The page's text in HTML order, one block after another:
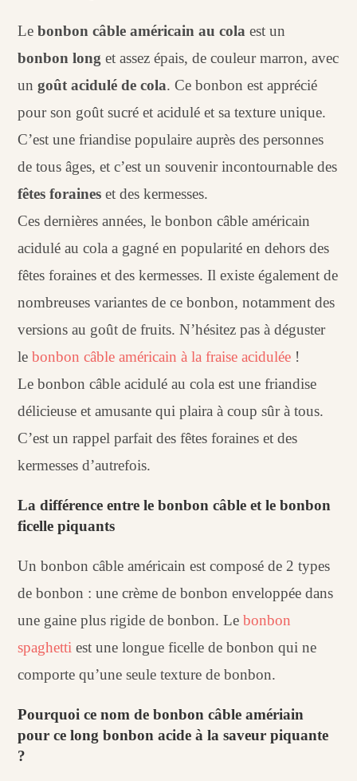
Lebonbon câble américain au cola est un
bonbon long et assez épais, de couleur marron, avec
ungoût acidulé de cola. Ce bonbon est apprécié
pour son goût sucré et acidulé et sa texture unique.
C’est une friandise populaire auprès des personnes
de tous âges, et c’est un souvenir incontournable des
fêtes foraines et des kermesses.
Ces dernières années, le bonbon câble américain
acidulé au cola a gagné en popularité en dehors des
fêtes foraines et des kermesses. Il existe également de
nombreuses variantes de ce bonbon, notamment des
versions au goût de fruits. N’hésitez pas à déguster
lebonbon câble américain à la fraise acidulée !
Le bonbon câble acidulé au cola est une friandise
délicieuse et amusante qui plaira à coup sûr à tous.
C’est un rappel parfait des fêtes foraines et des
kermesses d’autrefois.
La différence entre le bonbon câble et le bonbon
ficelle piquants
Un bonbon câble américain est composé de 2 types
de bonbon : une crème de bonbon enveloppée dans
une gaine plus rigide de bonbon. Lebonbon
spaghetti est une longue ficelle de bonbon qui ne
comporte qu’une seule texture de bonbon.
Pourquoi ce nom de bonbon câble amériain
pour ce long bonbon acide à la saveur piquante
?